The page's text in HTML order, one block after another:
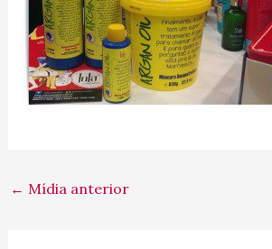
← Mídia anterior